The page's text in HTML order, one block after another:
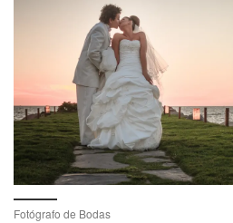
Fotógrafo de Bodas